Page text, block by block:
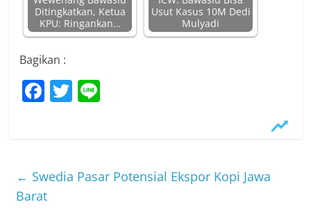
Ditingkatkan, Ketua
KPU: Ringankan…
Usut Kasus 10M Dedi
Mulyadi
Bagikan :
F
b
o
T
← Swedia Pasar Potensial Ekspor Kopi Jawa
Barat